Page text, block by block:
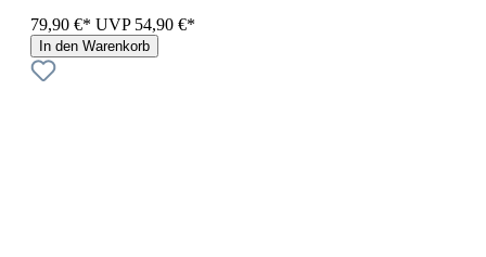
79,90 €* UVP 54,90 €*
In den Warenkorb